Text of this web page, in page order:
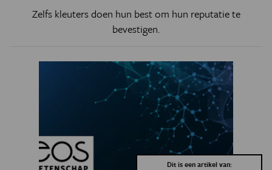
Zelfs kleuters doen hun best om hun reputatie te
bevestigen.
Dit is een artikel van: